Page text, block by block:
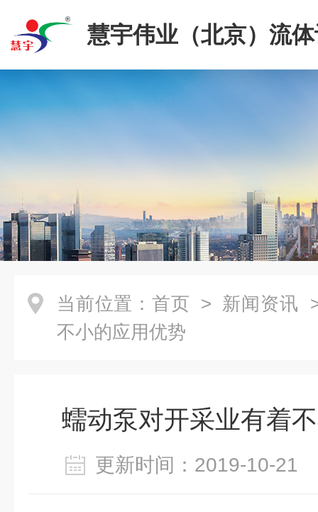
慧宇伟业（北京）流
限公司
当前位置： 首页 > 新闻资讯
不小的应用优势
蠕动泵对开采业有着
更新时间：2019-10-